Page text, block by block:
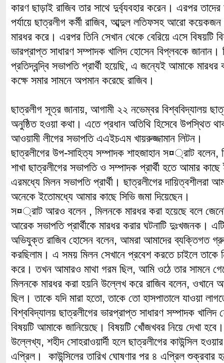
কারণ ছাড়াই রাজিব তার সাথে দুর্ব্যবহার করেন। এরপর
পর্যায়ে ছাত্রলীগ কর্মী রাজিব, আব্দুল লতিফসহ আরো কয়েকজন
মারধর করে। এরপর তিনি সেখান থেকে বেরিয়ে এসে বিষয়টি
ভারপ্রাপ্ত সাধারণ সম্পাদক খালিদ হোসেন বিপ্লবকে
প্রতিদ্বন্দ্বি সভাপতি প্রার্থী হয়েছি, এ জন্যেই আমাকে
কক্ষে সমার সামনে অপমান করেছে রাজিব।
ছাত্রলীগ সূত্র জানায়, আগামী ২২ নভেম্বর বিশ্ববিদ্যালয়
অনুষ্ঠিত হওয়া কথা। এতে প্রধান অতিথি হিসেবে উপস্থিত
আওয়ামী লীগের সভাপতি এএইচএম খায়রুজ্জামান লিটন।
ছাত্রলীগের উপ-সাহিত্য সম্পাদক শাহজাহান স¤্রাট
শাখা ছাত্রলীগের সভাপতি ও সম্পাদক প্রার্থী হতে আমার
এরমধ্যে মিলন সভাপতি প্রার্থী। ছাত্রলীগের দায়িত্বশীলরা
অনেকে ইতোমধ্যে আমার কাছে সিভি জমা দিয়েছেন।
স¤্রাট আরও বলেন , মিলনকে মারধর করা হয়েছে বলে
আরেক সভাপতি প্রার্থীকে মারধর করার ঘটনাটি দুঃখজনক।
অভিযুক্ত রাজিব হোসেন বলেন, আমরা আমাদের ব্যক্তিগত
করছিলাম। এ সময় মিলন সেখানে প্রবেশ করতে চাইলে তাকে
করে। তখন আমারও মাথা গরম ছিল, আমি ওঠে তার সামনে
মিলনকে মারধর করা হয়নি উল্লেখ করে রাজিব বলেন, ওখানে
ছিল। তাকে যদি মারা হতো, তাকে তো হাসপাতালে যাওয়া
বিশ্ববিদ্যালয় ছাত্রলীগের ভারপ্রাপ্ত সাধারণ সম্পাদক
বিষয়টি আমাকে জানিয়েছে। বিষয়টি খোঁজখবর নিয়ে দেখা হবে।
উল্লেখ্য, শহীদ সোহরাওয়ার্দী হলে ছাত্রলীগের কাউন্সিল
এপ্রিল। কাউন্সিলের তারিখ ঘোষণার পর ৪ এপ্রিল শুক্রবার